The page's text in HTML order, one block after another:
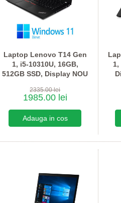
Laptop Lenovo T14 Gen
1, i5-10310U, 16GB,
512GB SSD, Display NOU
2335.00 lei
1985.00 lei
1,